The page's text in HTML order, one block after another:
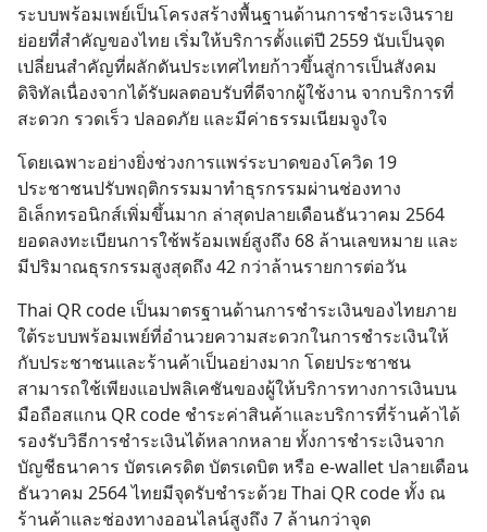
ระบบพร้อมเพย์เป็นโครงสร้างพื้นฐานด้านการชำระเงินราย
ย่อยที่สำคัญของไทย เริ่มให้บริการตั้งแต่ปี 2559 นับเป็นจุด
เปลี่ยนสำคัญที่ผลักดันประเทศไทยก้าวขึ้นสู่การเป็นสังคม
ดิจิทัลเนื่องจากได้รับผลตอบรับที่ดีจากผู้ใช้งาน จากบริการที่
สะดวก รวดเร็ว ปลอดภัย และมีค่าธรรมเนียมจูงใจ
โดยเฉพาะอย่างยิ่งช่วงการแพร่ระบาดของโควิด 19
ประชาชนปรับพฤติกรรมมาทำธุรกรรมผ่านช่องทาง
อิเล็กทรอนิกส์เพิ่มขึ้นมาก ล่าสุดปลายเดือนธันวาคม 2564
ยอดลงทะเบียนการใช้พร้อมเพย์สูงถึง 68 ล้านเลขหมาย และ
มีปริมาณธุรกรรมสูงสุดถึง 42 กว่าล้านรายการต่อวัน
Thai QR code เป็นมาตรฐานด้านการชำระเงินของไทยภาย
ใต้ระบบพร้อมเพย์ที่อำนวยความสะดวกในการชำระเงินให้
กับประชาชนและร้านค้าเป็นอย่างมาก โดยประชาชน
สามารถใช้เพียงแอปพลิเคชันของผู้ให้บริการทางการเงินบน
มือถือสแกน QR code ชำระค่าสินค้าและบริการที่ร้านค้าได้
รองรับวิธีการชำระเงินได้หลากหลาย ทั้งการชำระเงินจาก
บัญชีธนาคาร บัตรเครดิต บัตรเดบิต หรือ e-wallet ปลายเดือน
ธันวาคม 2564 ไทยมีจุดรับชำระด้วย Thai QR code ทั้ง ณ
ร้านค้าและช่องทางออนไลน์สูงถึง 7 ล้านกว่าจุด